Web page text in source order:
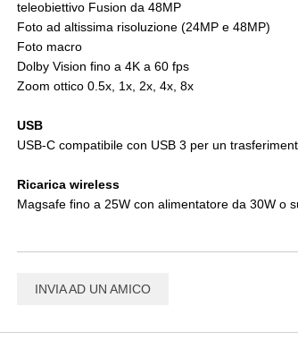
teleobiettivo Fusion da 48MP
Foto ad altissima risoluzione (24MP e 48MP)
Foto macro
Dolby Vision fino a 4K a 60 fps
Zoom ottico 0.5x, 1x, 2x, 4x, 8x
USB
USB-C compatibile con USB 3 per un
Ricarica wireless
Magsafe fino a 25W con alimentatore da 30W o
INVIA AD UN AMICO